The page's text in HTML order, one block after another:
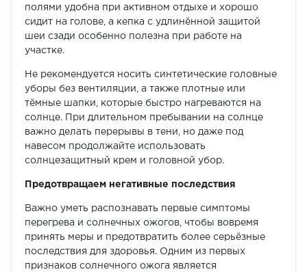
полями удобна при активном отдыхе и хорошо
сидит на голове, а кепка с удлинённой защитой
шеи сзади особенно полезна при работе на
участке.
Не рекомендуется носить синтетические головные
уборы без вентиляции, а также плотные или
тёмные шапки, которые быстро нагреваются на
солнце. При длительном пребывании на солнце
важно делать перерывы в тени, но даже под
навесом продолжайте использовать
солнцезащитный крем и головной убор.
Предотвращаем негативные последствия
Важно уметь распознавать первые симптомы
перегрева и солнечных ожогов, чтобы вовремя
принять меры и предотвратить более серьёзные
последствия для здоровья. Одним из первых
признаков солнечного ожога является